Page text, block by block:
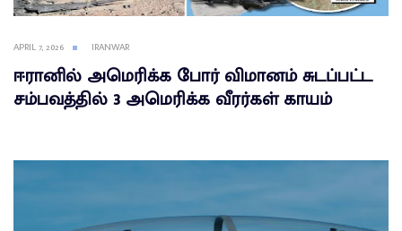
APRIL 7, 2026 IRANWAR
ஈரானில் அமெரிக்க போர் விமானம் சுடப்பட்ட
சம்பவத்தில் 3 அமெரிக்க வீரர்கள் காயம்